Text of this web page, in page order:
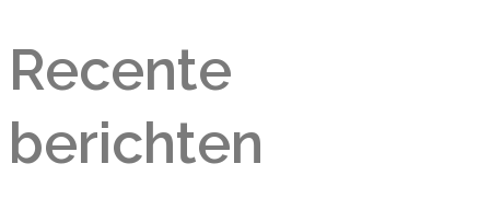
Recente
berichten